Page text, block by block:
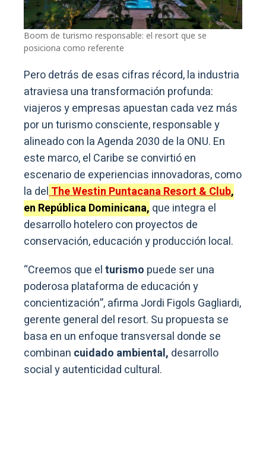
Boom de turismo responsable: el resort que se
posiciona como referente
Pero detrás de esas cifras récord, la industria
atraviesa una transformación profunda:
viajeros y empresas apuestan cada vez más
por un turismo consciente, responsable y
alineado con la Agenda 2030 de la ONU. En
este marco, el Caribe se convirtió en
escenario de experiencias innovadoras, como
la delThe Westin Puntacana Resort & Club,
en República Dominicana, que integra el
desarrollo hotelero con proyectos de
conservación, educación y producción local.
“Creemos que elturismo puede ser una
poderosa plataforma de educación y
concientización”, afirma Jordi Figols Gagliardi,
gerente general del resort. Su propuesta se
basa en un enfoque transversal donde se
combinan cuidado ambiental, desarrollo
social y autenticidad cultural.